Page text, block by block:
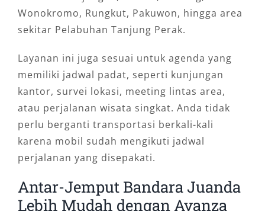
Wonokromo, Rungkut, Pakuwon, hingga area
sekitar Pelabuhan Tanjung Perak.
Layanan ini juga sesuai untuk agenda yang
memiliki jadwal padat, seperti kunjungan
kantor, survei lokasi, meeting lintas area,
atau perjalanan wisata singkat. Anda tidak
perlu berganti transportasi berkali-kali
karena mobil sudah mengikuti jadwal
perjalanan yang disepakati.
Antar-Jemput Bandara Juanda
Lebih Mudah dengan Avanza